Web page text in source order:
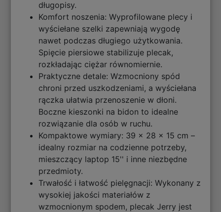
długopisy.
Komfort noszenia: Wyprofilowane plecy i
wyściełane szelki zapewniają wygodę
nawet podczas długiego użytkowania.
Spięcie piersiowe stabilizuje plecak,
rozkładając ciężar równomiernie.
Praktyczne detale: Wzmocniony spód
chroni przed uszkodzeniami, a wyściełana
rączka ułatwia przenoszenie w dłoni.
Boczne kieszonki na bidon to idealne
rozwiązanie dla osób w ruchu.
Kompaktowe wymiary: 39 x 28 x 15 cm –
idealny rozmiar na codzienne potrzeby,
mieszczący laptop 15'' i inne niezbędne
przedmioty.
Trwałość i łatwość pielęgnacji: Wykonany z
wysokiej jakości materiałów z
wzmocnionym spodem, plecak Jerry jest